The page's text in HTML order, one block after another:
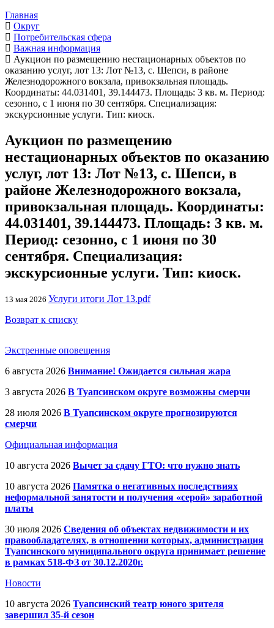
Главная
Округ
Потребительская сфера
Важная информация
Аукцион по размещению нестационарных объектов по
оказанию услуг, лот 13: Лот №13, с. Шепси, в районе
Железнодорожного вокзала, привокзальная площадь.
Координаты: 44.031401, 39.144473. Площадь: 3 кв. м. Период:
сезонно, с 1 июня по 30 сентября. Специализация:
экскурсионные услуги. Тип: киоск.
Аукцион по размещению
нестационарных объектов по оказанию
услуг, лот 13: Лот №13, с. Шепси, в
районе Железнодорожного вокзала,
привокзальная площадь. Координаты:
44.031401, 39.144473. Площадь: 3 кв. м.
Период: сезонно, с 1 июня по 30
сентября. Специализация:
экскурсионные услуги. Тип: киоск.
13 мая 2026 Услуги итоги Лот 13.pdf
Возврат к списку
Экстренные оповещения
6 августа 2026 Внимание! Ожидается сильная жара
3 августа 2026 В Туапсинском округе возможны смерчи
28 июля 2026 В Туапсинском округе прогнозируются
смерчи
Официальная информация
10 августа 2026 Вычет за сдачу ГТО: что нужно знать
10 августа 2026 Памятка о негативных последствиях
неформальной занятости и получения «серой» заработной
платы
30 июля 2026 Сведения об объектах недвижимости и их
правообладателях, в отношении которых, администрация
Туапсинского муниципального округа принимает решение
в рамках 518-ФЗ от 30.12.2020г.
Новости
10 августа 2026 Туапсинский театр юного зрителя
завершил 35-й сезон